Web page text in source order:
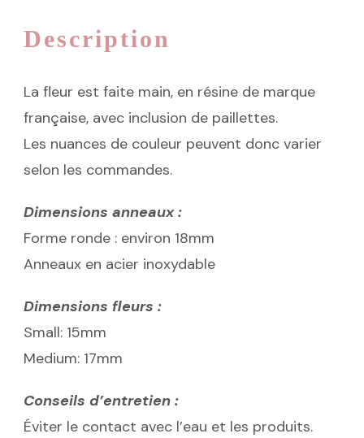
Description
La fleur est faite main, en résine de marque
française, avec inclusion de paillettes.
Les nuances de couleur peuvent donc varier
selon les commandes.
Dimensions anneaux :
Forme ronde : environ 18mm
Anneaux en acier inoxydable
Dimensions fleurs :
Small: 15mm
Medium: 17mm
Conseils d’entretien :
Éviter le contact avec l’eau et les produits.